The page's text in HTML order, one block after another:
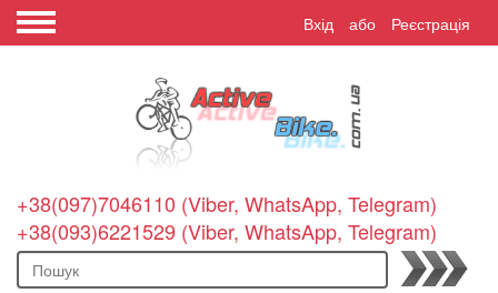
Вхід або Реєстрація
+38(097)7046110 (Viber, WhatsApp, Telegram)
+38(093)6221529 (Viber, WhatsApp, Telegram)
Пошук